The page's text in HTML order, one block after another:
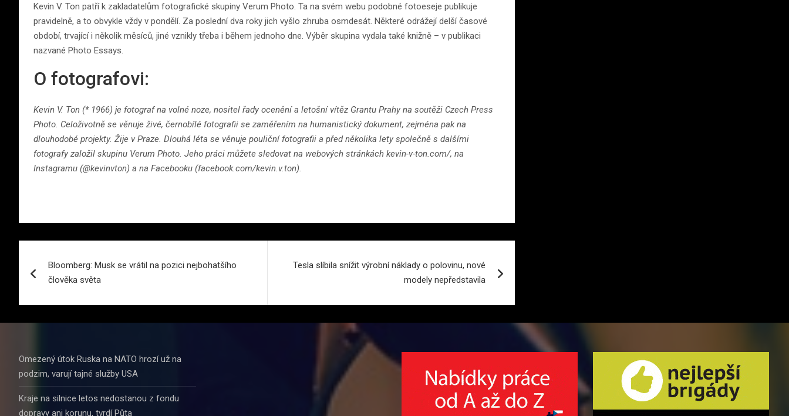
Kevin V. Ton patří k zakladatelům fotografické skupiny Verum Photo. Ta na svém webu podobné fotoeseje publikuje
pravidelně, a to obvykle vždy v pondělí. Za poslední dva roky jich vyšlo zhruba osmdesát. Některé odrážejí delší časové
období, trvající i několik měsíců, jiné vznikly třeba i během jednoho dne. Výběr skupina vydala také knižně – v publikaci
nazvané Photo Essays.
O fotografovi:
Kevin V. Ton (* 1966) je fotograf na volné noze, nositel řady ocenění a letošní vítěz Grantu Prahy na soutěži Czech Press
Photo. Celoživotně se věnuje živé, černobílé fotografii se zaměřením na humanistický dokument, zejména pak na
dlouhodobé projekty. Žije v Praze. Dlouhá léta se věnuje pouliční fotografii a před několika lety společně s dalšími
fotografy založil skupinu Verum Photo. Jeho práci můžete sledovat na webových stránkách kevin-v-ton.com/, na
Instagramu (@kevinvton) a na Facebooku (facebook.com/kevin.v.ton).
pro
příspěvek
Bloomberg: Musk se vrátil na pozici nejbohatšího
člověka světa
Tesla slíbila snížit výrobní náklady o polovinu, nové
modely nepředstavila
Omezený útok Ruska na NATO hrozí už na
podzim, varují tajné služby USA
Kraje na silnice letos nedostanou z fondu
dopravy ani korunu, tvrdí Půta